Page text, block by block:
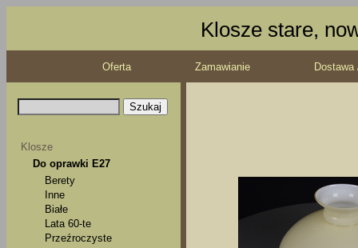
Klosze stare,
Oferta Zamawianie
Klosze
Do oprawki E27
Berety
Inne
Białe
Lata 60-te
Przeźroczyste